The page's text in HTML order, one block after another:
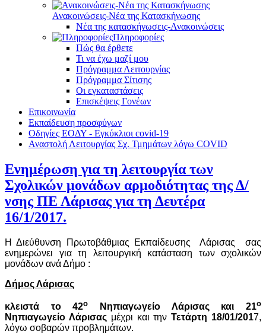
Ανακοινώσεις-Νέα της Κατασκήνωσης
Νέα της κατασκήνωσεις-Ανακοινώσεις
Πληροφορίες
Πώς θα έρθετε
Τι να έχω μαζί μου
Πρόγραμμα Λειτουργίας
Πρόγραμμα Σίτισης
Οι εγκαταστάσεις
Επισκέψεις Γονέων
Επικοινωνία
Εκπαίδευση προσφύγων
Οδηγίες ΕΟΔΥ - Εγκύκλιοι covid-19
Αναστολή Λειτουργίας Σχ. Τμημάτων λόγω COVID
Ενημέρωση για τη λειτουργία των
Σχολικών μονάδων αρμοδιότητας της Δ/
νσης ΠΕ Λάρισας για τη Δευτέρα
16/1/2017.
Η Διεύθυνση Πρωτοβάθμιας Εκπαίδευσης Λάρισας
σας
ενημερώνει για τη λειτουργική κατάσταση των σχολικών
μονάδων ανά Δήμο :
Δήμος Λάρισας
κλειστά το 42ο Νηπιαγωγείο Λάρισας και 21ο
Νηπιαγωγείο Λάρισαςμέχρι και τηνΤετάρτη 18/01/2017,
λόγω σοβαρών προβλημάτων.